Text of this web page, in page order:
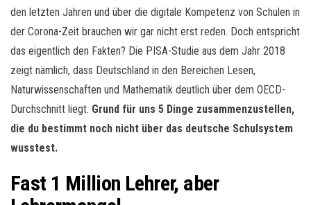
den letzten Jahren und über die digitale Kompetenz von Schulen in
der Corona-Zeit brauchen wir gar nicht erst reden. Doch entspricht
das eigentlich den Fakten? Die PISA-Studie aus dem Jahr 2018
zeigt nämlich, dass Deutschland in den Bereichen Lesen,
Naturwissenschaften und Mathematik deutlich über dem OECD-
Durchschnitt liegt. Grund für uns 5 Dinge zusammenzustellen,
die du bestimmt noch nicht über das deutsche Schulsystem
wusstest.
Fast 1 Million Lehrer, aber